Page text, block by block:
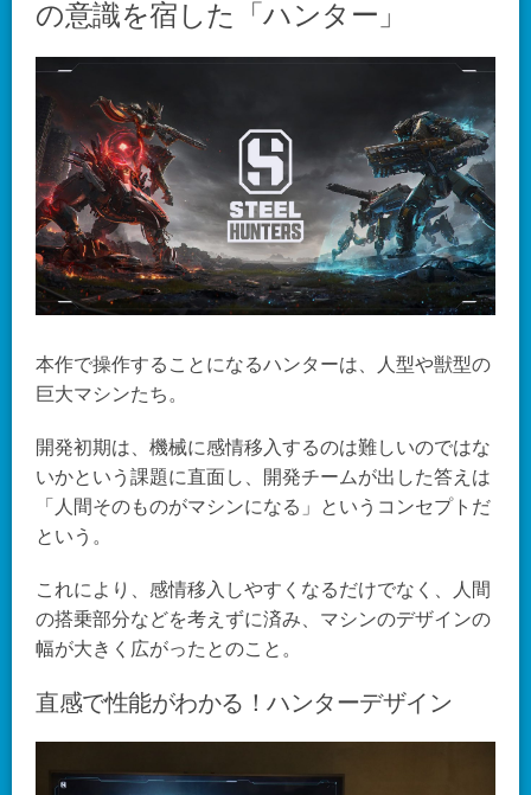
の意識を宿した「ハンター」
本作で操作することになるハンターは、人型や獣型の
巨大マシンたち。
開発初期は、機械に感情移入するのは難しいのではな
いかという課題に直面し、開発チームが出した答えは
「人間そのものがマシンになる」というコンセプトだ
という。
これにより、感情移入しやすくなるだけでなく、人間
の搭乗部分などを考えずに済み、マシンのデザインの
幅が大きく広がったとのこと。
直感で性能がわかる！ハンターデザイン